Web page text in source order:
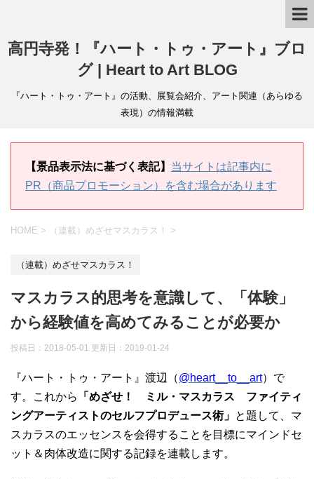
高円寺発！『ハート・トゥ・アート』ブロ
グ | Heart to Art BLOG
『ハート・トゥ・アート』の活動、展覧会紹介、アート関連（あらゆる
表現）の情報満載
【景品表示法に基づく表記】 当サイトは記事内に
PR（商品プロモーション）を含む場合があります
HOME > （連載）めざせマスカラス！ >
（連載）めざせマスカラス！
マスカラス的思考を意識して、「体験」
から経験値を高めてみることが必要か
投稿日：2018-05-01 更新日： 2019-01-24
『ハート・トゥ・アート』渡辺（@heart__to__art）で
す。これから
「めざせ！ ミル・マスカラス ファイティ
ングアーティストのセルフプロデュース術」 と題して、マ
スカラスのエッセンスを会得することを目標にマインドセ
ット＆肉体改造に関する記録を連載します。